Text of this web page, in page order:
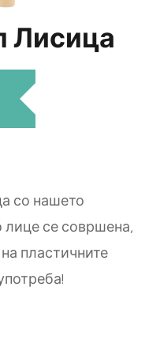
со нашето
лице се совршена,
пластичните